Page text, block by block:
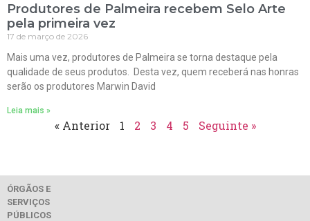
Produtores de Palmeira recebem Selo Arte
pela primeira vez
17 de março de 2026
Mais uma vez, produtores de Palmeira se torna destaque pela
qualidade de seus produtos. Desta vez, quem receberá nas honras
serão os produtores Marwin David
Leia mais »
« Anterior 1 2 3 4 5 Seguinte »
ÓRGÃOS E
SERVIÇOS
PÚBLICOS